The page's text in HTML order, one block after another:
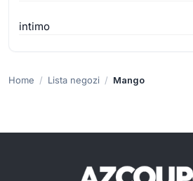
intimo
Home Lista negozi Mango